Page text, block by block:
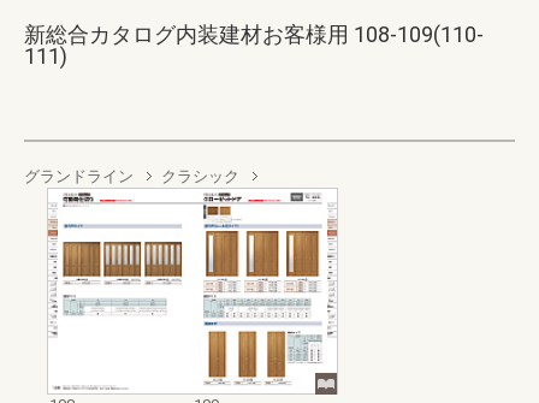
新総合カタログ内装建材お客様用 108-109(110-
111)
グランドライン クラシック